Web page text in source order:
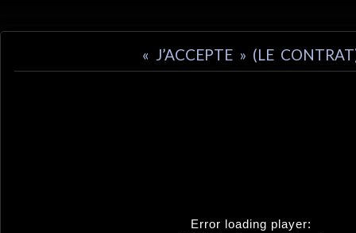
« J’ACCEPTE » (LE
Error loading player: